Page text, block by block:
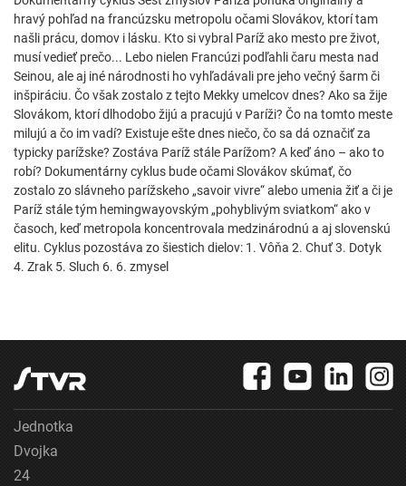
hravý pohľad na francúzsku metropolu očami Slovákov, ktorí tam
našli prácu, domov i lásku. Kto si vybral Paríž ako mesto pre život,
musí vedieť prečo... Lebo nielen Francúzi podľahli čaru mesta nad
Seinou, ale aj iné národnosti ho vyhľadávali pre jeho večný šarm či
inšpiráciu. Čo však zostalo z tejto Mekky umelcov dnes? Ako sa žije
Slovákom, ktorí dlhodobo žijú a pracujú v Paríži? Čo na tomto meste
milujú a čo im vadí? Existuje ešte dnes niečo, čo sa dá označiť za
typicky parížske? Zostáva Paríž stále Parížom? A keď áno – ako to
robí? Dokumentárny cyklus bude očami Slovákov skúmať, čo
zostalo zo slávneho parížskeho „savoir vivre“ alebo umenia žiť a či je
Paríž stále tým hemingwayovským „pohyblivým sviatkom“ ako v
časoch, keď metropola koncentrovala medzinárodnú a aj slovenskú
elitu. Cyklus pozostáva zo šiestich dielov: 1. Vôňa 2. Chuť 3. Dotyk
4. Zrak 5. Sluch 6. 6. zmysel
Jednotka
Dvojka
24